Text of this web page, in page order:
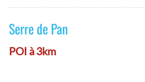
Serre de Pan
POI à 3km